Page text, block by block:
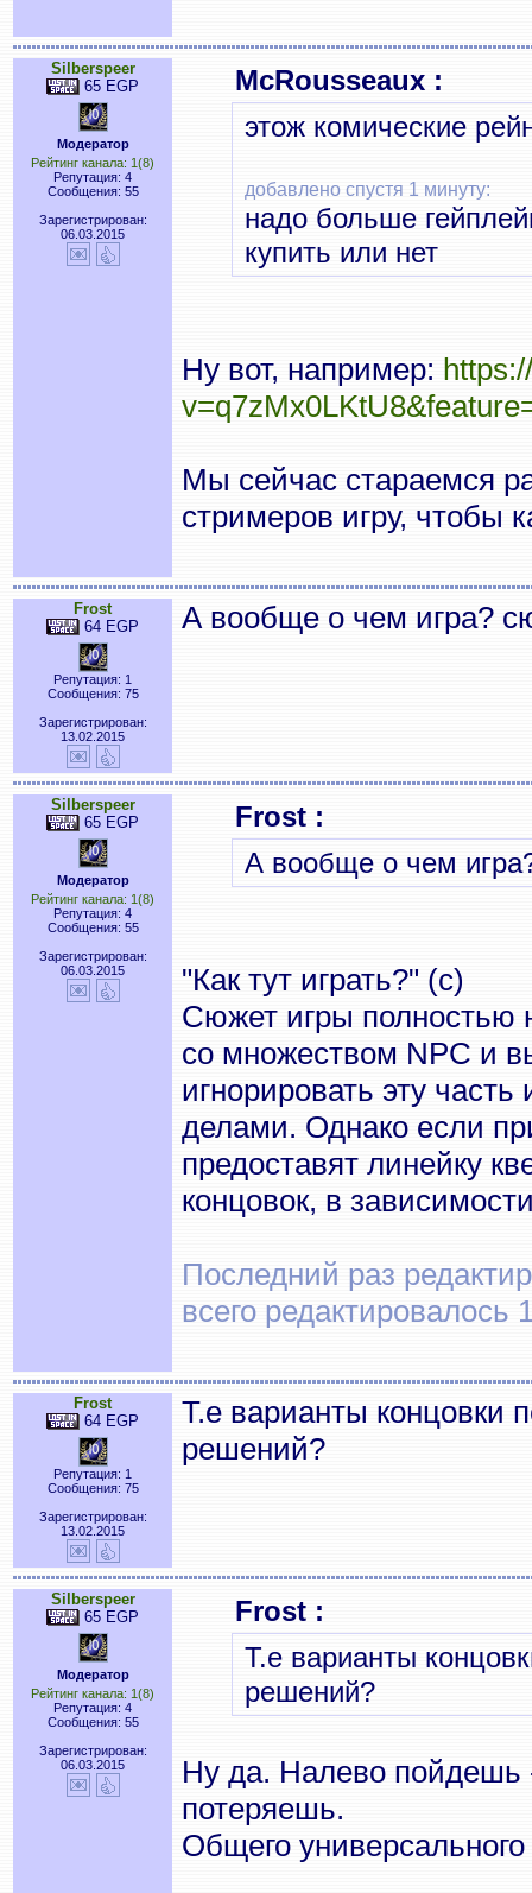
Silberspeer
65 EGP
Модератор
Рейтинг канала: 1(8)
Репутация: 4
Сообщения: 55
Зарегистрирован:
06.03.2015
McRousseaux :
этож комические
добавлено спустя 1 минуту:
надо больше
купить или нет
Ну вот, например:
Мы сейчас стараемся
стримеров игру, чтобы
Frost
64 EGP
Репутация: 1
Сообщения: 75
Зарегистрирован:
13.02.2015
А вообще о чем игра?
Silberspeer
65 EGP
Модератор
Рейтинг канала: 1(8)
Репутация: 4
Сообщения: 55
Зарегистрирован:
06.03.2015
Frost :
А вообще о чем
"Как тут играть?" (с)
Сюжет игры полностью
со множеством NPC и
игнорировать эту
делами. Однако если
предоставят линейку
концовок, в
Последний раз
всего редактировалось
Frost
64 EGP
Репутация: 1
Сообщения: 75
Зарегистрирован:
13.02.2015
Т.е варианты концовки
решений?
Silberspeer
65 EGP
Модератор
Рейтинг канала: 1(8)
Репутация: 4
Сообщения: 55
Зарегистрирован:
06.03.2015
Frost :
Т.е варианты
решений?
Ну да. Налево пойдешь
потеряешь.
Общего